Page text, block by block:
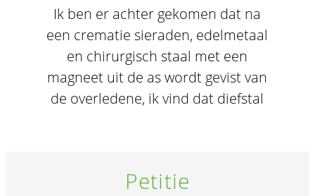
Ik ben er achter gekomen dat na
een crematie sieraden, edelmetaal
en chirurgisch staal met een
magneet uit de as wordt gevist van
de overledene, ik vind dat diefstal
Petitie